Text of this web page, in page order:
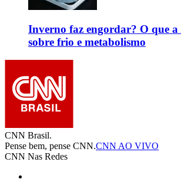
Inverno faz engordar? O que a
sobre frio e metabolismo
CNN Brasil.
Pense bem, pense CNN.CNN AO VIVO
CNN Nas Redes